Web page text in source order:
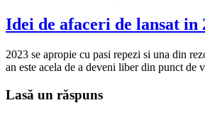
Idei de afaceri de lansat in
2023 se apropie cu pasi repezi si una din
an este acela de a deveni liber din punct
Lasă un răspuns